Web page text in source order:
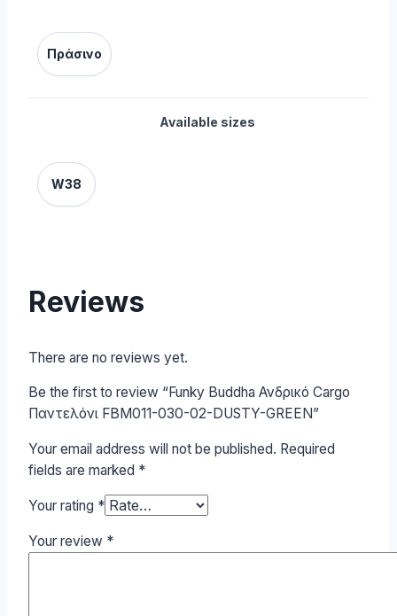
Πράσινο
Available sizes
W38
Reviews
There are no reviews yet.
Be the first to review “Funky Buddha Ανδρικό Cargo
Παντελόνι FBM011-030-02-DUSTY-GREEN”
Your email address will not be published. Required
fields are marked *
Your rating *
Your review *